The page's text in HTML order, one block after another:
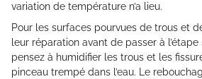
variation de température n’a lieu.
Pour les surfaces pourvues de trous et
leur réparation avant de passer à l’étape
pensez à humidifier les trous et les
pinceau trempé dans l’eau. Le